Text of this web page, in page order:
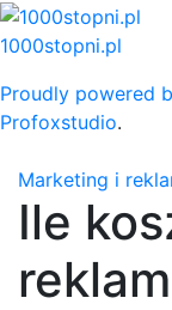
Skip
to
1000stopni.pl
Proudly powered
Profoxstudio.
Marketing i
Ile